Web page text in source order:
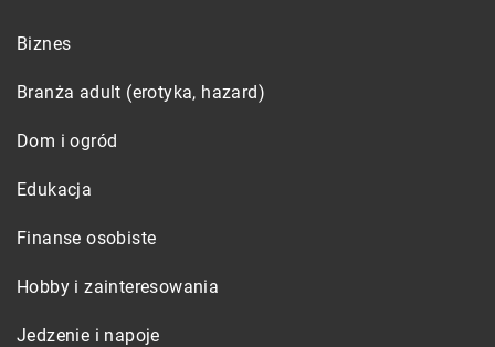
Biznes
Branża adult (erotyka, hazard)
Dom i ogród
Edukacja
Finanse osobiste
Hobby i zainteresowania
Jedzenie i napoje